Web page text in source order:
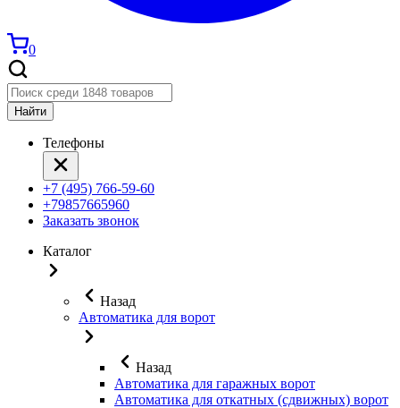
0
Найти
Телефоны
+7 (495) 766-59-60
+79857665960
Заказать звонок
Каталог
Назад
Автоматика для ворот
Назад
Автоматика для гаражных ворот
Автоматика для откатных (сдвижных) ворот